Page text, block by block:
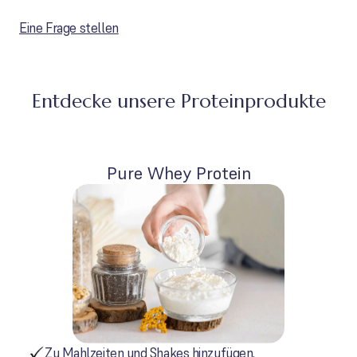
Eine Frage stellen
Entdecke unsere Proteinprodukte
Pure Whey Protein
Zu Mahlzeiten und Shakes hinzufügen.